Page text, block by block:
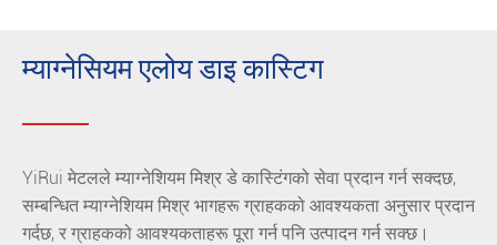
म्याग्नेसियम एलोय डाइ कास्टिग
YiRui मेटलले म्याग्नेशियम मिश्र डे कास्टिंगको सेवा प्रदान गर्न सक्दछ,
सम्बन्धित म्याग्नेशियम मिश्र भागहरू ग्राहकको आवश्यकता अनुसार प्रदान
गर्दछ, र ग्राहकको आवश्यकताहरू पूरा गर्न पनि उत्पादन गर्न सक्छ।